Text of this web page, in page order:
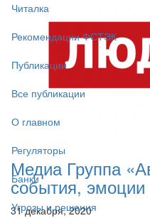
Читалка
Рекомендации ФСТЭК
Публикации
Все публикации
О главном
Регуляторы
Банки
Угрозы и решения
Медиа Группа
события, эмоции
31 декабря, 2020